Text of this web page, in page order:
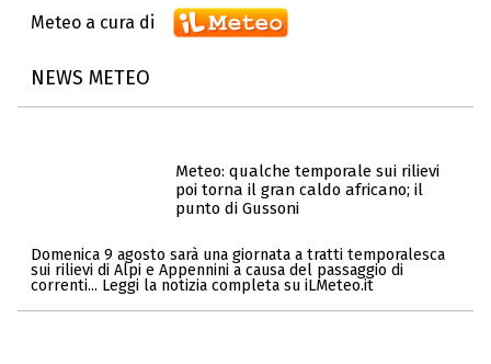
Meteo a cura di
NEWS METEO
Meteo: qualche temporale sui rilievi
poi torna il gran caldo africano; il
punto di Gussoni
Domenica 9 agosto sarà una giornata a tratti temporalesca
sui rilievi di Alpi e Appennini a causa del passaggio di
correnti... Leggi la notizia completa su iLMeteo.it